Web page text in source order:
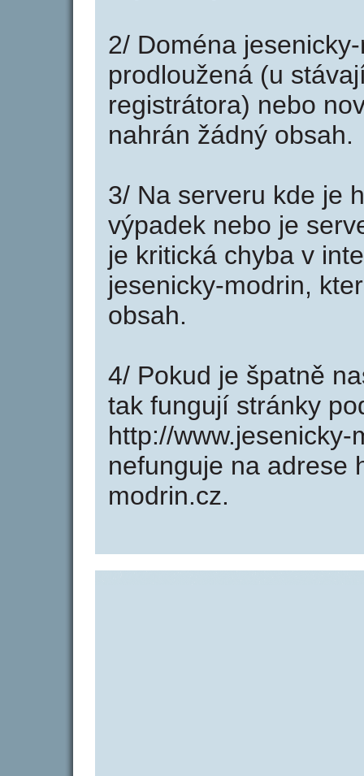
2/ Doména
prodloužená (u
registrátora) nebo
nahrán žádný obsah.
3/ Na serveru kde je
výpadek nebo je
je kritická chyba v
jesenicky-modrin,
obsah.
4/ Pokud je špatně
tak fungují stránky
http://
nefunguje na adrese
modrin.cz.